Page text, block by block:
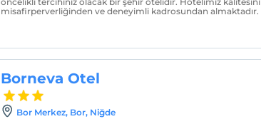
misafirperverliğinden ve deneyimli kadrosundan almaktadır.
Borneva Otel
Bor Merkez, Bor, Niğde